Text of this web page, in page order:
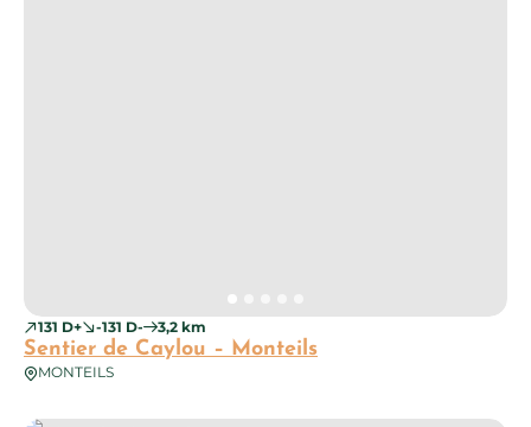
131 D+ -131 D- 3,2 km
Sentier de Caylou – Monteils
MONTEILS